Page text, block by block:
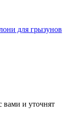
для грызунов
вами и уточнят